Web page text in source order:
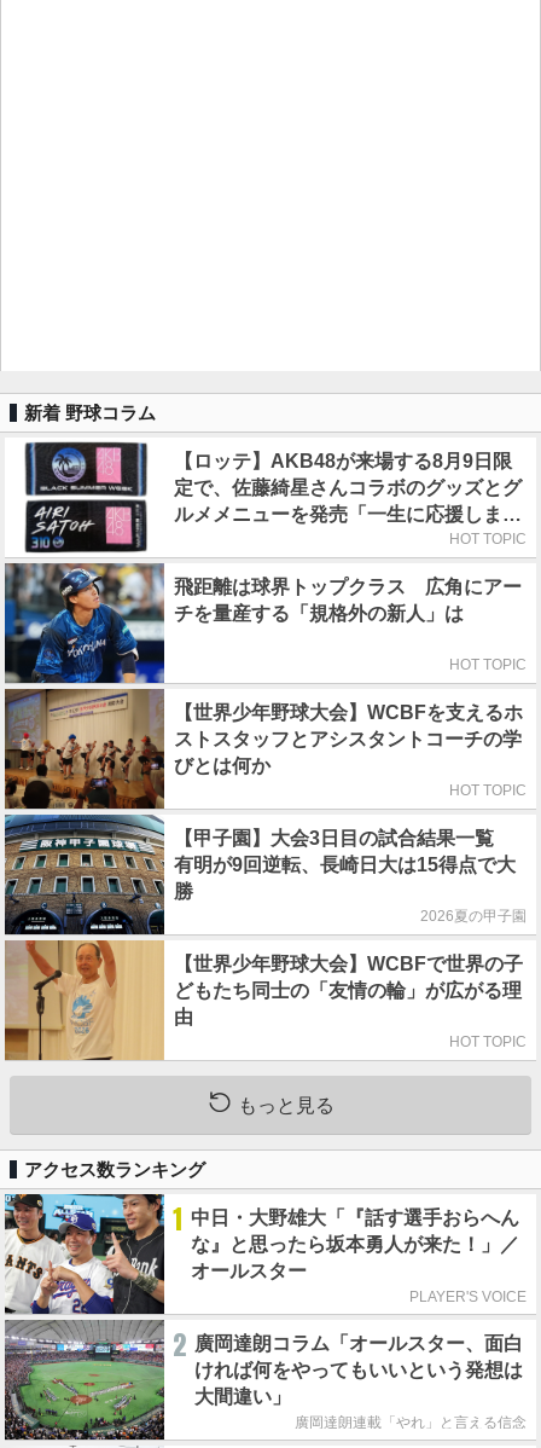
新着 野球コラム
【ロッテ】AKB48が来場する8月9日限
定で、佐藤綺星さんコラボのグッズとグ
ルメメニューを発売「一生に応援しまし
HOT TOPIC
飛距離は球界トップクラス 広角にアー
チを量産する「規格外の新人」は
HOT TOPIC
【世界少年野球大会】WCBFを支えるホ
ストスタッフとアシスタントコーチの学
びとは何か
HOT TOPIC
【甲子園】大会3日目の試合結果一覧
有明が9回逆転、長崎日大は15得点で大
勝
2026夏の甲子園
【世界少年野球大会】WCBFで世界の子
どもたち同士の「友情の輪」が広がる理
由
HOT TOPIC
もっと見る
アクセス数ランキング
1 中日・大野雄大「『話す選手おらへん
な』と思ったら坂本勇人が来た！」／
オールスター
PLAYER'S VOICE
2 廣岡達朗コラム「オールスター、面白
ければ何をやってもいいという発想は
大間違い」
廣岡達朗連載「やれ」と言える信念